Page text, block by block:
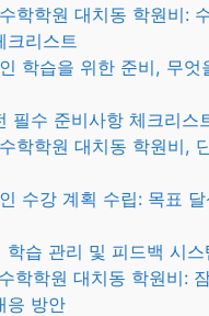
학학원 대치동 학원비:
크리스트
학습을 위한 준비, 무엇
필수 준비사항 체크리스
학학원 대치동 학원비,
수강 계획 수립: 목표
학습 관리 및 피드백 시스
학학원 대치동 학원비:
응 방안